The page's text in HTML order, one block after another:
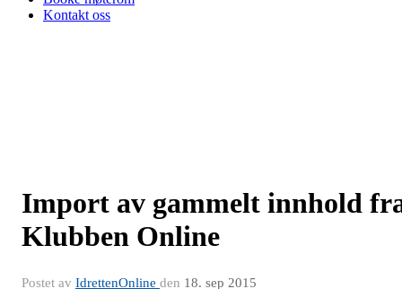
Kontakt oss
Import av gammelt innhold
Klubben Online
Postet av IdrettenOnline den 18. sep 2015